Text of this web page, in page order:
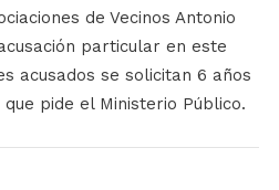
de Vecinos Antonio
particular en este
acusados se solicitan 6 años
pide el Ministerio Público.